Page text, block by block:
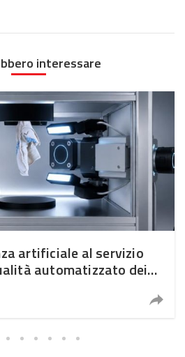
interessare
artificiale al servizio
automatizzato dei